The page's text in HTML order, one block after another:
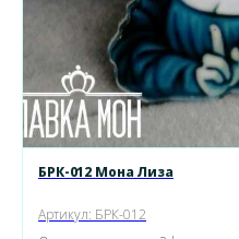
БРК-012 Мона Лиза
Артикул: БРК-012